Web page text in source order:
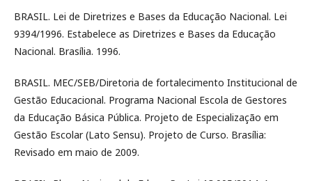
BRASIL. Lei de Diretrizes e Bases da Educação Nacional. Lei
9394/1996. Estabelece as Diretrizes e Bases da Educação
Nacional. Brasília. 1996.
BRASIL. MEC/SEB/Diretoria de fortalecimento Institucional de
Gestão Educacional. Programa Nacional Escola de Gestores
da Educação Básica Pública. Projeto de Especialização em
Gestão Escolar (Lato Sensu). Projeto de Curso. Brasília:
Revisado em maio de 2009.